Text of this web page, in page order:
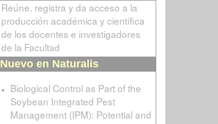
Reúne, registra y da acceso a la
producción académica y científica
de los docentes e investigadores
de la Facultad
Nuevo en Naturalis
Biological Control as Part of the
Soybean Integrated Pest
Management (IPM): Potential and